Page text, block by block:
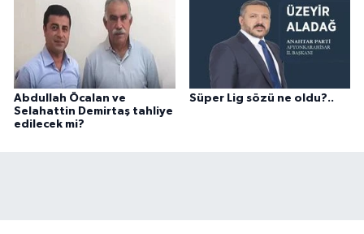
Abdullah Öcalan ve
Selahattin Demirtaş tahliye
edilecek mi?
Süper Lig sözü ne oldu?..